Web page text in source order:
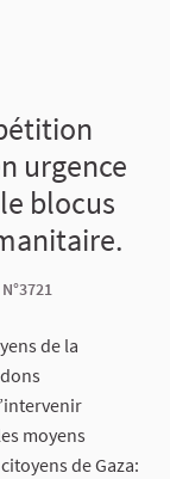
urgence
blocus
N°3721
de la
moyens
de Gaza: